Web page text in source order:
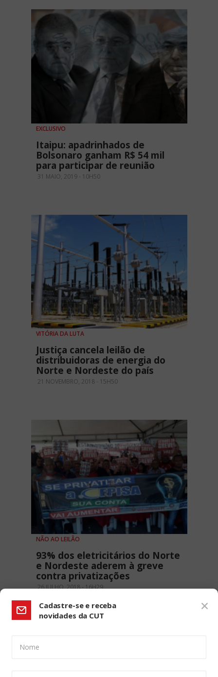
EXCLUSIVO
Itaipu: apadrinhados de
Bolsonaro ganham R$ 54 mil
para participar de reunião
31 MAIO, 2019 - 10H50
VITÓRIA DA LUTA
Justiça cancela leilão de
distribuidoras de energia do
Norte e Nordeste do país
21 NOVEMBRO, 2018 - 15H50
NÃO AO LEILÃO
93% dos eletricitários do Norte
e Nordeste aderem à greve
contra privatizações
26 JULHO, 2018 - 16H29
Cadastre-se e receba
novidades da CUT
Nome